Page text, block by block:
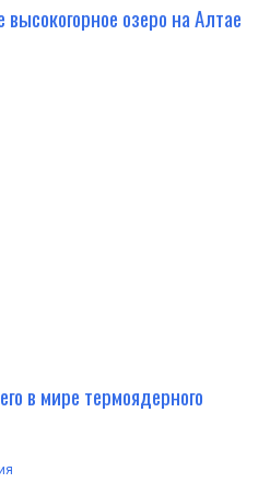
озеро на Алтае
в мире термоядерного